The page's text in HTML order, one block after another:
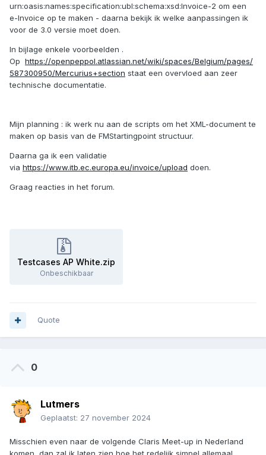
urn:oasis:names:specification:ubl:schema:xsd:Invoice-2 om een
e-Invoice op te maken - daarna bekijk ik welke aanpassingen ik
voor de 3.0 versie moet doen.
In bijlage enkele voorbeelden .
Op https://openpeppol.atlassian.net/wiki/spaces/Belgium/pages/
587300950/Mercurius+section staat een overvloed aan zeer
technische documentatie.
Mijn planning : ik werk nu aan de scripts om het XML-document te
maken op basis van de FMStartingpoint structuur.
Daarna ga ik een validatie
via https://www.itb.ec.europa.eu/invoice/upload doen.
Graag reacties in het forum.
Testcases AP White.zip
Onbeschikbaar
Quote
0
Lutmers
Geplaatst: 27 november 2024
Misschien even naar de volgende Claris Meet-up in Nederland